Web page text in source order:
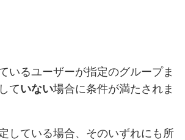
いるユーザーが指定のグループま
ていない場合に条件が満たされま
している場合、そのいずれにも所